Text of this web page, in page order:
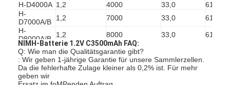
H-D4000A 1,2 4000 33,0
61,8
H-
D7000A/B
1,2 7000 33,0
61,8
H-
D8000A/B
1,2 8000 33,0
61,5
H-
D9000A/B
1,2 9000
NIMH-Batterie 1.2V C3500mAh FAQ:
Q: Wie man die Qualitätsgarantie gibt?
: Wir geben 1-jährige Garantie für unsere Sammlerzellen.
Da die fehlerhafte Zulage kleiner als 0,2% ist. Für mehr
geben wir